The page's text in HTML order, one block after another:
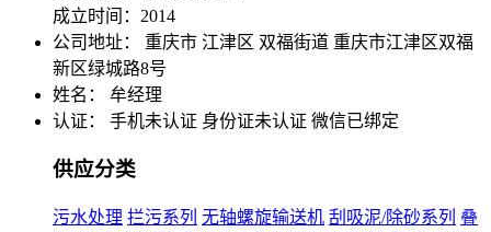
成立时间：2014
公司地址：
重庆市 江津区 双福街道 重庆市江津区双福
新区绿城路8号
姓名： 牟经理
认证：
手机未认证 身份证未认证 微信已绑定
供应分类
污水处理 拦污系列 无轴螺旋输送机 刮吸泥/除砂系列 叠